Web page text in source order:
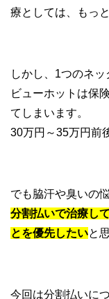
療としては、もっ
しかし、1つのネッ
ビューホットは保
てしまいます。
30万円～35万円前
でも脇汗や臭いの
分割払いで治療し
とを優先したいと
今回は分割払いに